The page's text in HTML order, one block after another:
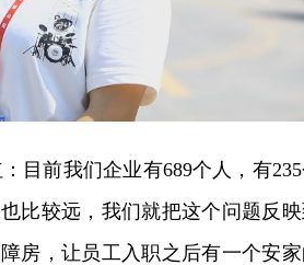
目前我们企业有689个人，有
比较远，我们就把这个问题反
房，让员工入职之后有一个安